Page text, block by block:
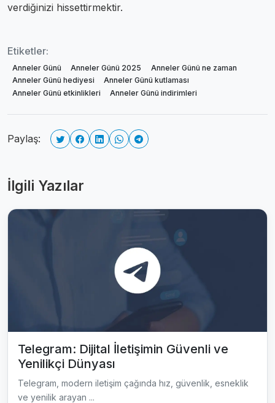
verdiğinizi hissettirmektir.
Etiketler:
Anneler Günü Anneler Günü 2025
Anneler Günü ne zaman
Anneler Günü hediyesi
Anneler Günü kutlaması
Anneler Günü etkinlikleri
Anneler Günü indirimleri
Paylaş:
İlgili Yazılar
Telegram: Dijital İletişimin Güvenli ve
Yenilikçi Dünyası
Telegram, modern iletişim çağında hız, güvenlik, esneklik
ve yenilik arayan ...